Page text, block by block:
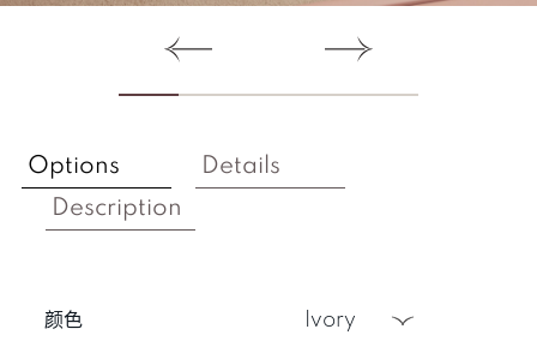
Options
Details
Description
颜色 ivory